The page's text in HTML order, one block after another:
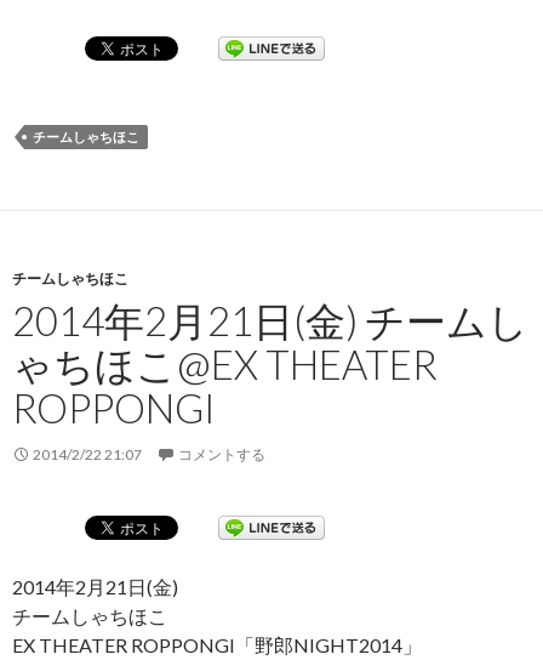
チームしゃちほこ
チームしゃちほこ
2014年2月21日(金) チームし
ゃちほこ@EX THEATER
ROPPONGI
2014/2/22 21:07 コメントする
2014年2月21日(金)
チームしゃちほこ
EX THEATER ROPPONGI「野郎NIGHT2014」